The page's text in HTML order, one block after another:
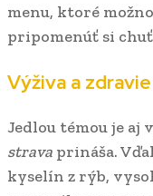
menu, ktoré
pripomenúť si
Výživa a
Jedlou témou je
strava prináša.
kyselín z rýb,